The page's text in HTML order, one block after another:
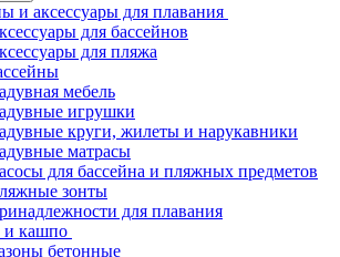
и аксессуары для плавания
для бассейнов
для пляжа
мебель
игрушки
круги, жилеты и нарукавники
матрасы
для бассейна и пляжных предметов
зонты
для плавания
и кашпо
бетонные